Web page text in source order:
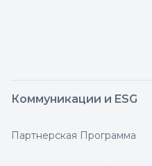
Коммуникации и ESG
Партнерская Программа